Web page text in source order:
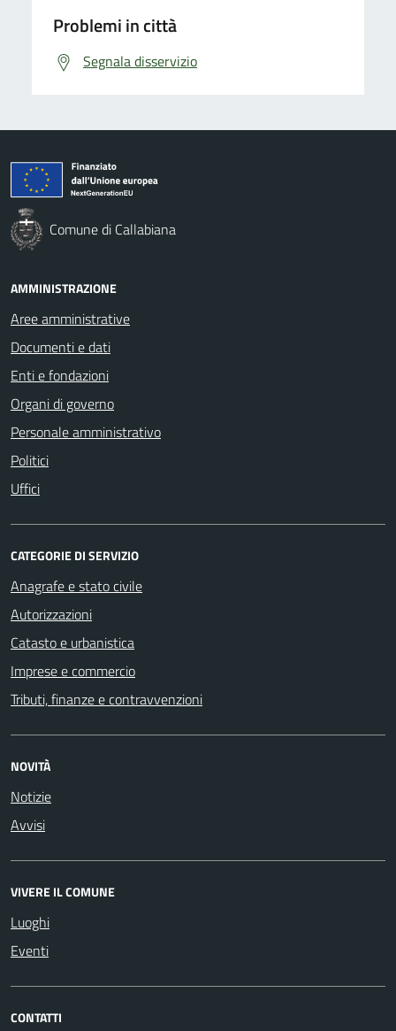
Problemi in città
Segnala disservizio
Comune di Callabiana
AMMINISTRAZIONE
Aree amministrative
Documenti e dati
Enti e fondazioni
Organi di governo
Personale amministrativo
Politici
Uffici
CATEGORIE DI SERVIZIO
Anagrafe e stato civile
Autorizzazioni
Catasto e urbanistica
Imprese e commercio
Tributi, finanze e contravvenzioni
NOVITÀ
Notizie
Avvisi
VIVERE IL COMUNE
Luoghi
Eventi
CONTATTI